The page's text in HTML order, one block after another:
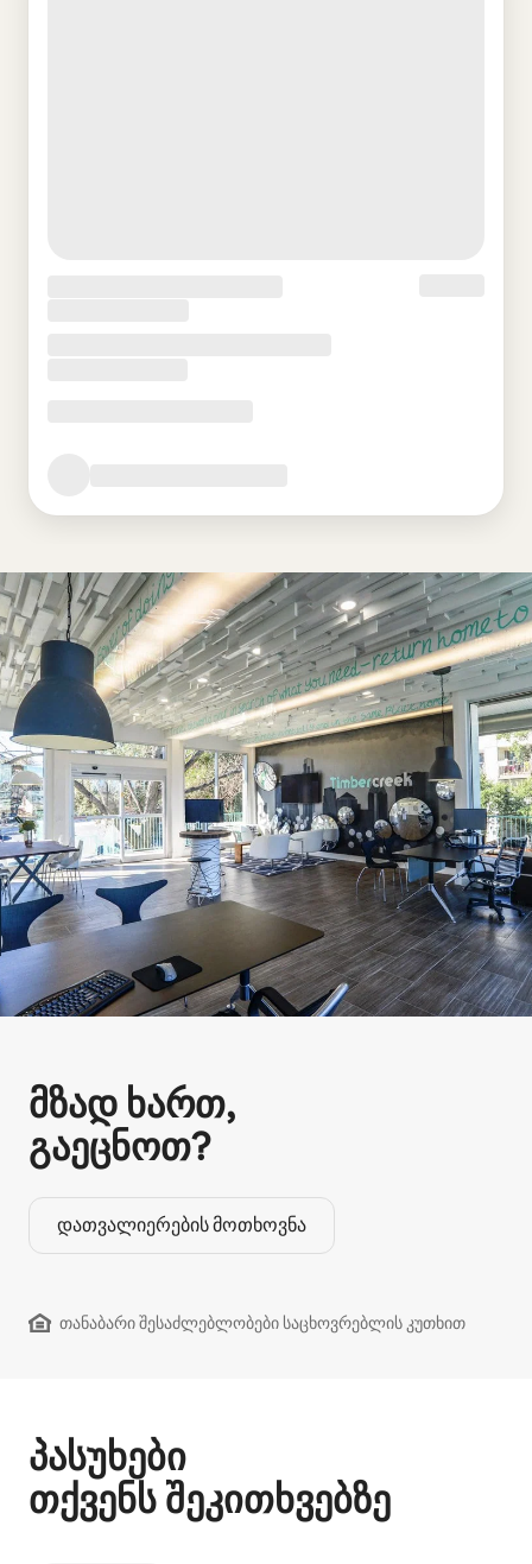
მზად ხართ,
გაეცნოთ?
დათვალიერების მოთხოვნა
თანაბარი შესაძლებლობები საცხოვრებლის კუთხით
პასუხები
თქვენს შეკითხვებზე